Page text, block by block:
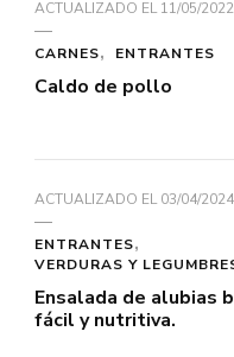
ACTUALIZADO EL11/05/2022
CARNES ENTRANTES
Caldo de pollo
ACTUALIZADO EL03/04/2024
ENTRANTES
VERDURAS Y
Ensalada de alubias
fácil y nutritiva.